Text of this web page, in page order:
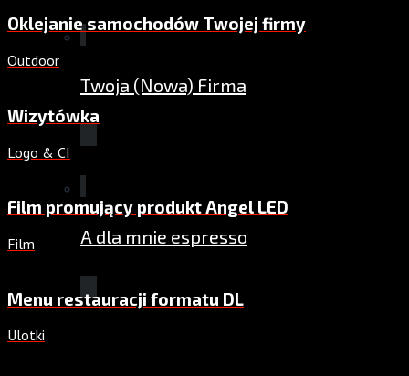
Twoja (Nowa) Firma
A dla mnie espresso
Oklejanie samochodów Twojej firmy
Outdoor
Wizytówka
Logo & CI
Film promujący produkt Angel LED
Film
Menu restauracji formatu DL
Ulotki